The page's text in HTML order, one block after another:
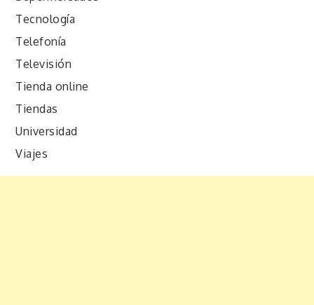
Tecnología
Telefonía
Televisión
Tienda online
Tiendas
Universidad
Viajes